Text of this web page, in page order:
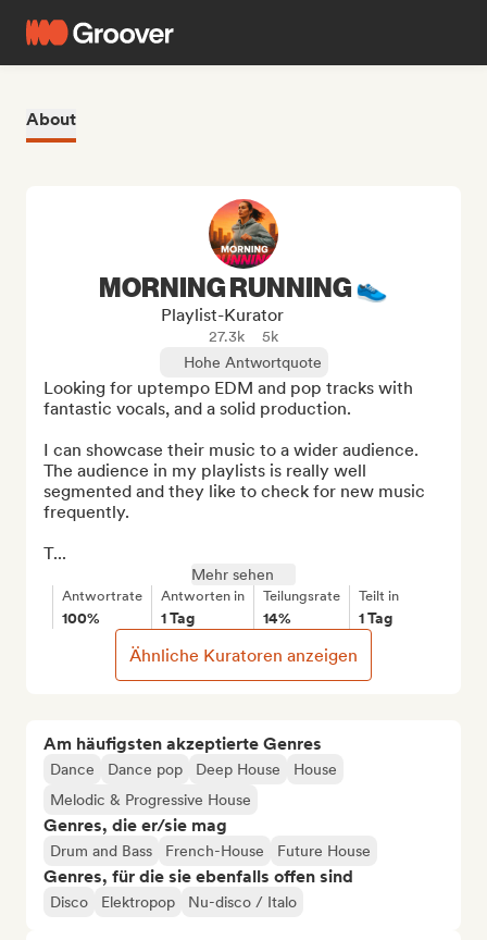
About
Am häufigsten akzeptierte Genres
Dance Dance pop Deep House
House
Melodic & Progressive House
Genres, die er/sie mag
Drum and Bass French-House Future House
Genres, für die sie ebenfalls offen sind
Disco Elektropop Nu-disco / Italo
MORNING RUNNING 👟
Playlist-Kurator
27.3k
5k
Hohe Antwortquote
Looking for uptempo EDM and pop tracks with
fantastic vocals, and a solid production.
I can showcase their music to a wider audience.
The audience in my playlists is really well
segmented and they like to check for new music
frequently.
T...
Mehr sehen
Antwortrate
100%
Antworten in
1 Tag
Teilungsrate
14%
Teilt in
1 Tag
Ähnliche Kuratoren anzeigen